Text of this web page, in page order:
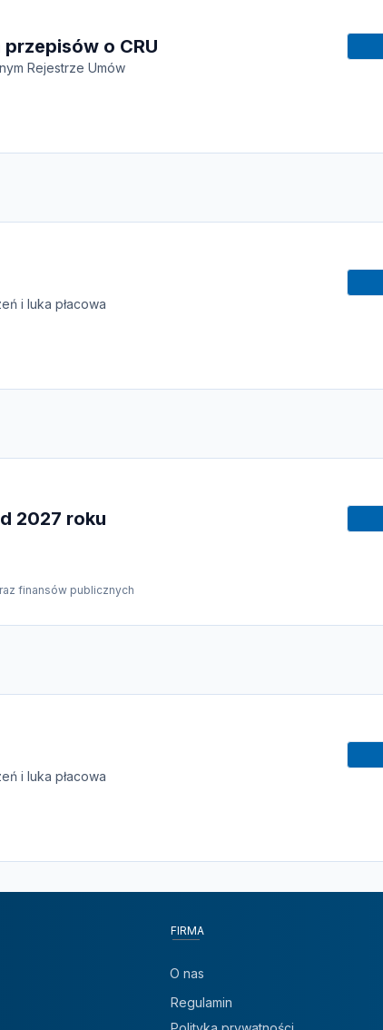
o CRU
Rejestrze Umów
i luka płacowa
2027 roku
finansów publicznych
i luka płacowa
FIRMA
O nas
Regulamin